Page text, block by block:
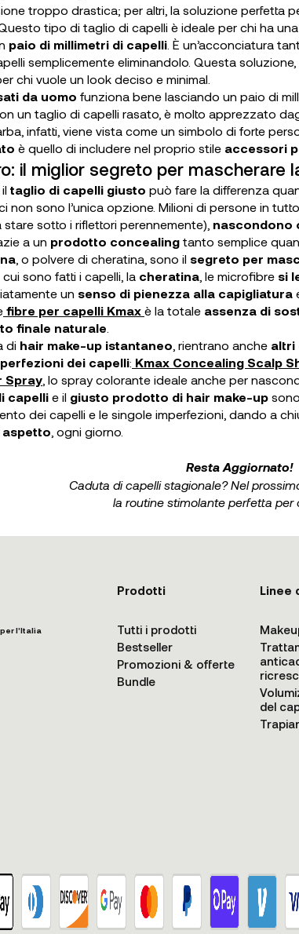
troppo drastica; per altri, la soluzione perfetta
Questo tipo di taglio di capelli è ideale per chi ha una
paio di millimetri di capelli . È un’acconciatura
semplicemente eliminandolo. Questa
chi vuole un look deciso e minimal.
da uomo funziona bene lasciando un paio di
un taglio di capelli rasato, è molto apprezzato
infatti, viene vista come un simbolo di forte
è quello di includere nel proprio stile accessori
il miglior segreto per mascherare
taglio di capelli giusto può fare la differenza
non sono l’unica opzione. Milioni di persone in
sotto i riflettori perennemente), nascondono
a un prodotto concealing tanto semplice
, o polvere di cheratina, sono il segreto per
sono fatti i capelli, la cheratina , le microfibre si
un senso di pienezza alla capigliatura
fibre per capelli Kmax è la totale assenza di
finale naturale
di hair make-up istantaneo , rientrano anche altri
dei capelli: Kmax Concealing Scalp
Spray , lo spray colorante ideale anche per
capelli e il giusto prodotto di hair make-up
dei capelli e le singole imperfezioni, dando a
, ogni giorno.
Resta Aggiornato!
Caduta di capelli stagionale? Nel
la routine stimolante perfetta per
l'Italia
Prodotti
Tutti i prodotti
Bestseller
Promozioni & offerte
Bundle
Linee
del